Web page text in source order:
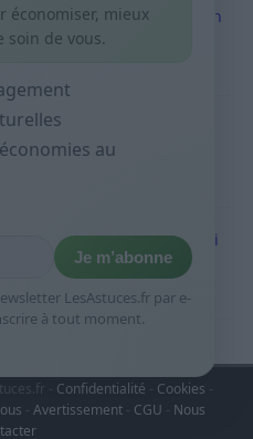
: comment économiser en
10 sprays
: méthode rapide pour
dès le jour de paie
par jour est-ce utile et quoi
- Confidentialité Cookies -
- Avertissement - CGU - Nous
économiser, mieux
soin de vous.
au
Je m’abonne
LesAstuces.fr par e-
à tout moment.